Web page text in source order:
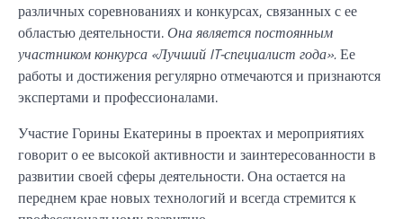
различных соревнованиях и конкурсах, связанных с ее
областью деятельности.Она является постоянным
участником конкурса «Лучший IT-специалист года».Ее
работы и достижения регулярно отмечаются и признаются
экспертами и профессионалами.
Участие Горины Екатерины в проектах и мероприятиях
говорит о ее высокой активности и заинтересованности в
развитии своей сферы деятельности. Она остается на
переднем крае новых технологий и всегда стремится к